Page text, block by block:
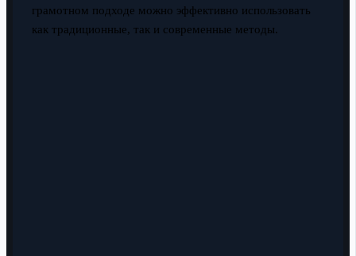
грамотном подходе можно эффективно использовать
как традиционные, так и современные методы.